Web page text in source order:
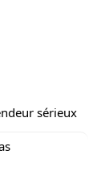
sérieux